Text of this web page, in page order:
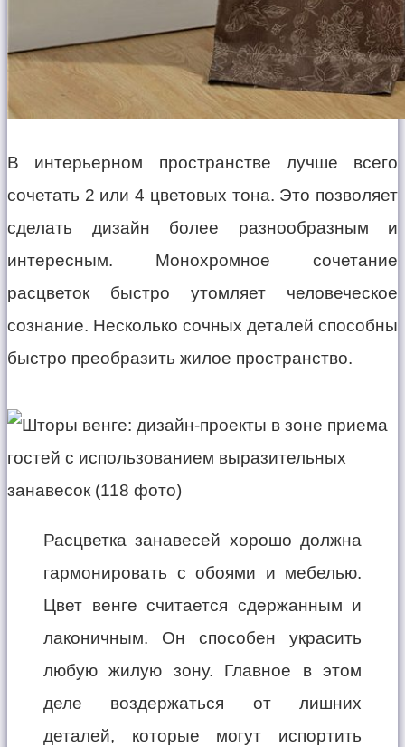
В интерьерном пространстве лучше всего
сочетать 2 или 4 цветовых тона. Это позволяет
сделать дизайн более разнообразным и
интересным. Монохромное сочетание
расцветок быстро утомляет человеческое
сознание. Несколько сочных деталей способны
быстро преобразить жилое пространство.
Расцветка занавесей хорошо должна
гармонировать с обоями и мебелью.
Цвет венге считается сдержанным и
лаконичным. Он способен украсить
любую жилую зону. Главное в этом
деле воздержаться от лишних
деталей, которые могут испортить